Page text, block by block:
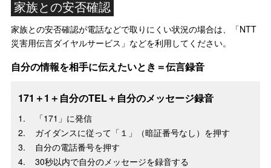
家族との安否確認
家族との安否確認が電話などで取りにくい状況の場合は、「NTT
災害用伝言ダイヤルサービス」などを利用してください。
自分の情報を相手に伝えたいとき＝伝言録音
171＋1＋自分のTEL＋自分のメッセージ録音
「171」に発信
ガイダンスに従って「１」（暗証番号なし）を押す
自分の電話番号を押す
30秒以内で自分のメッセージを録音する